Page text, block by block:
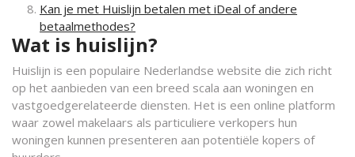
Kan je met Huislijn betalen met iDeal of andere
betaalmethodes?
Wat is huislijn?
Huislijn is een populaire Nederlandse website die zich richt
op het aanbieden van een breed scala aan woningen en
vastgoedgerelateerde diensten. Het is een online platform
waar zowel makelaars als particuliere verkopers hun
woningen kunnen presenteren aan potentiële kopers of